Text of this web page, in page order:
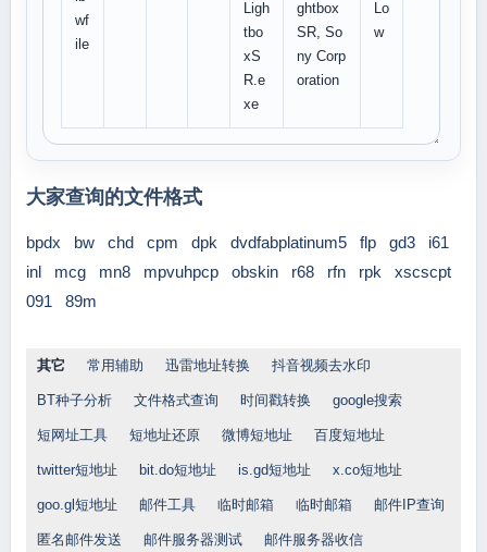
wf
ile
Ligh
tbo
xS
R.e
xe
ghtbox
SR, So
ny Corp
oration
Lo
w
大家查询的文件格式
bpdx bw chd cpm dpk dvdfabplatinum5 flp gd3
i61
inl
mcg mn8 mpvuhpcp obskin r68 rfn rpk
xscscpt
091
89m
其它 常用辅助 迅雷地址转换 抖音视频去水印
BT种子分析 文件格式查询 时间戳转换 google搜索
短网址工具 短地址还原 微博短地址 百度短地址
twitter短地址 bit.do短地址 is.gd短地址 x.co短地址
goo.gl短地址 邮件工具 临时邮箱 临时邮箱 邮件IP查询
匿名邮件发送 邮件服务器测试 邮件服务器收信